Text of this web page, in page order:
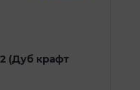
(Дуб крафт